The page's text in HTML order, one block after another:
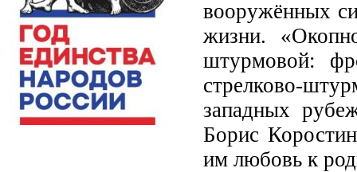
вооружённых
жизни.
штурмовой:
стрелково-
западных
Борис
им любовь к